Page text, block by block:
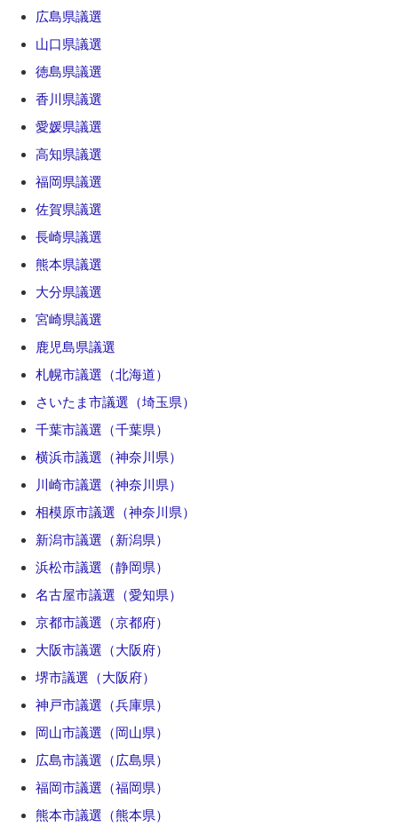
広島県議選
山口県議選
徳島県議選
香川県議選
愛媛県議選
高知県議選
福岡県議選
佐賀県議選
長崎県議選
熊本県議選
大分県議選
宮崎県議選
鹿児島県議選
札幌市議選（北海道）
さいたま市議選（埼玉県）
千葉市議選（千葉県）
横浜市議選（神奈川県）
川崎市議選（神奈川県）
相模原市議選（神奈川県）
新潟市議選（新潟県）
浜松市議選（静岡県）
名古屋市議選（愛知県）
京都市議選（京都府）
大阪市議選（大阪府）
堺市議選（大阪府）
神戸市議選（兵庫県）
岡山市議選（岡山県）
広島市議選（広島県）
福岡市議選（福岡県）
熊本市議選（熊本県）